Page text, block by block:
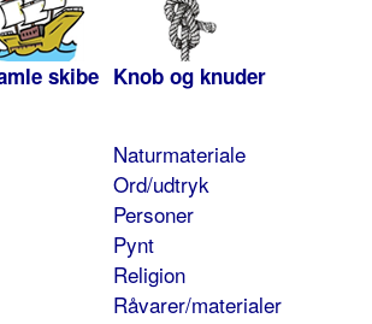
skibe Knob og knuder
Naturmateriale
Ord/udtryk
Personer
Pynt
Religion
Råvarer/materialer